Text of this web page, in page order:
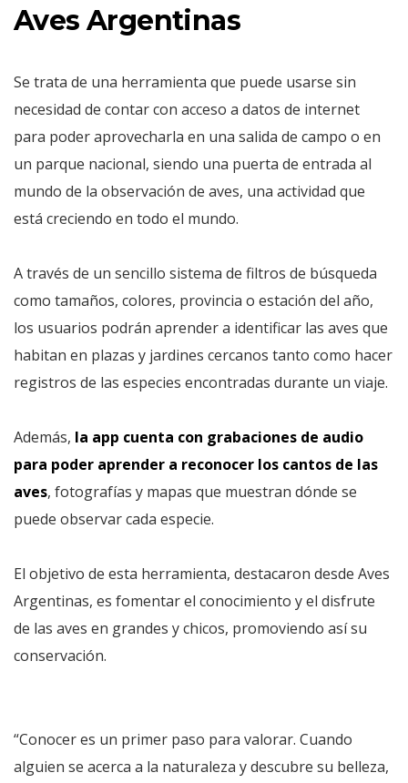
Aves Argentinas
Se trata de una herramienta que puede usarse sin
necesidad de contar con acceso a datos de internet
para poder aprovecharla en una salida de campo o en
un parque nacional, siendo una puerta de entrada al
mundo de la observación de aves, una actividad que
está creciendo en todo el mundo.
A través de un sencillo sistema de filtros de búsqueda
como tamaños, colores, provincia o estación del año,
los usuarios podrán aprender a identificar las aves que
habitan en plazas y jardines cercanos tanto como hacer
registros de las especies encontradas durante un viaje.
Además, la app cuenta con grabaciones de audio
para poder aprender a reconocer los cantos de las
aves, fotografías y mapas que muestran dónde se
puede observar cada especie.
El objetivo de esta herramienta, destacaron desde Aves
Argentinas, es fomentar el conocimiento y el disfrute
de las aves en grandes y chicos, promoviendo así su
conservación.
“Conocer es un primer paso para valorar. Cuando
alguien se acerca a la naturaleza y descubre su belleza,